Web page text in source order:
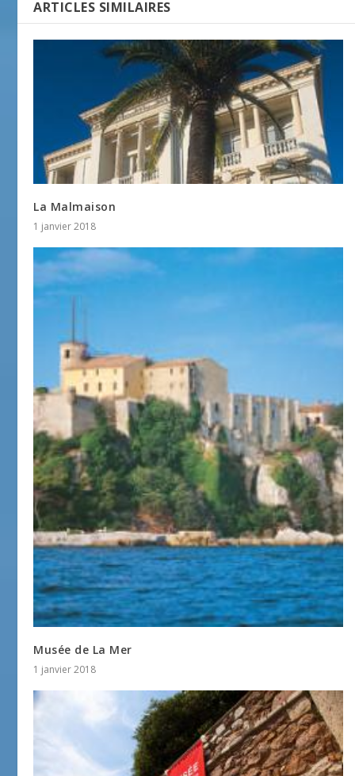
ARTICLES SIMILAIRES
La Malmaison
1 janvier 2018
Musée de La Mer
1 janvier 2018